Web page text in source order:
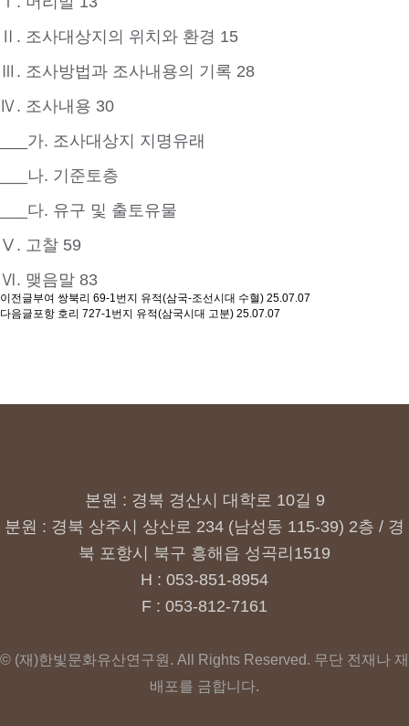
Ⅱ. 조사대상지의 위치와 환경 15
Ⅲ. 조사방법과 조사내용의 기록 28
Ⅳ. 조사내용 30
___가. 조사대상지 지명유래
___나. 기준토층
___다. 유구 및 출토유물
Ⅴ. 고찰 59
Ⅵ. 맺음말 83
이전글부여 쌍북리 69-1번지 유적(삼국-조선시대 수혈) 25.07.07
다음글포항 호리 727-1번지 유적(삼국시대 고분) 25.07.07
본원 : 경북 경산시 대학로 10길 9
분원 : 경북 상주시 상산로 234 (남성동 115-39) 2층 / 경
북 포항시 북구 흥해읍 성곡리1519
H : 053-851-8954
F : 053-812-7161
© (재)한빛문화유산연구원. All Rights Reserved. 무단 전재나 재
배포를 금합니다.